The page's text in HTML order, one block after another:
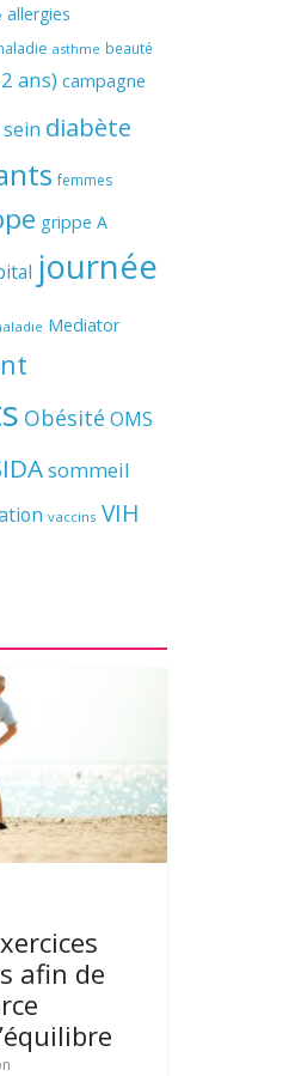
allergies
asthme beauté
ans) campagne
diabète
femmes
grippe A
journée
Mediator
Obésité OMS
sommeil
vaccins VIH
afin de